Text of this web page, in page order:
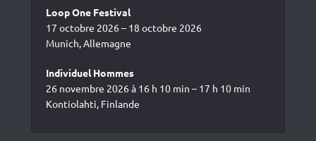
Loop One Festival
17 octobre 2026 – 18 octobre 2026
Munich, Allemagne
Individuel Hommes
26 novembre 2026 à 16 h 10 min – 17 h 10 min
Kontiolahti, Finlande